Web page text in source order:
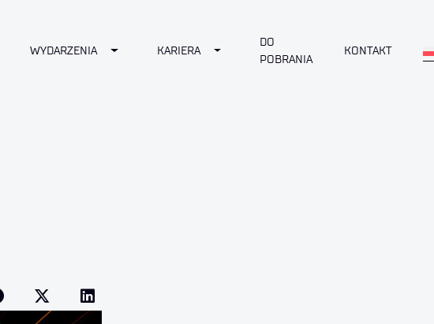
WYDARZENIA Toggle Dropdown
KARIERA Toggle Dropdown
DO
POBRANIA
KONTAKT